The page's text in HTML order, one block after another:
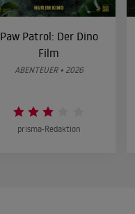
Paw Patrol: Der Dino
Film
ABENTEUER • 2026
prisma-Redaktion